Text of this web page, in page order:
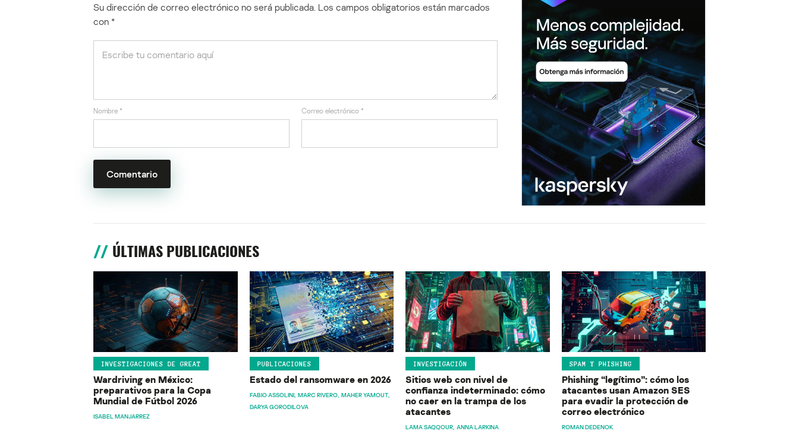
Su dirección de correo electrónico no será publicada. Los campos obligatorios están marcados
con *
Nombre * Correo electrónico *
ÚLTIMAS PUBLICACIONES
INVESTIGACIONES DE GREAT
Wardriving en México:
preparativos para la Copa
Mundial de Fútbol 2026
ISABEL MANJARREZ
PUBLICACIONES
Estado del ransomware en 2026
FABIO ASSOLINI MARC RIVERO MAHER YAMOUT
DARYA GORODILOVA
INVESTIGACIÓN
Sitios web con nivel de
confianza indeterminado: cómo
no caer en la trampa de los
atacantes
LAMA SAQQOUR ANNA LARKINA
SPAM Y PHISHING
Phishing “legítimo”: cómo los
atacantes usan Amazon SES
para evadir la protección de
correo electrónico
ROMAN DEDENOK